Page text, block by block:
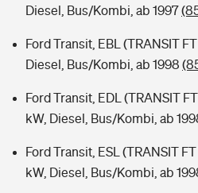
Diesel, Bus/Kombi, ab 1997
Ford Transit, EBL (TRANSIT
Diesel, Bus/Kombi, ab 1998
Ford Transit, EDL (TRANSIT
kW, Diesel, Bus/Kombi, ab
Ford Transit, ESL (TRANSIT
kW, Diesel, Bus/Kombi, ab